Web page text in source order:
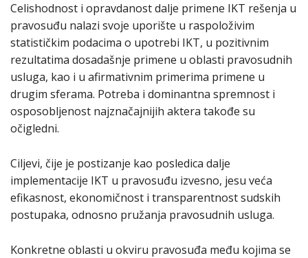
Celishodnost i opravdanost dalje primene IKT rešenja u
pravosuđu nalazi svoje uporište u raspoloživim
statističkim podacima o upotrebi IKT, u pozitivnim
rezultatima dosadašnje primene u oblasti pravosudnih
usluga, kao i u afirmativnim primerima primene u
drugim sferama. Potreba i dominantna spremnost i
osposobljenost najznačajnijih aktera takođe su
očigledni.
Ciljevi, čije je postizanje kao posledica dalje
implementacije IKT u pravosuđu izvesno, jesu veća
efikasnost, ekonomičnost i transparentnost sudskih
postupaka, odnosno pružanja pravosudnih usluga.
Konkretne oblasti u okviru pravosuđa među kojima se